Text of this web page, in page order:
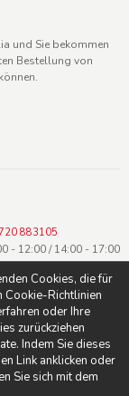
und Sie bekommen
Bestellung von
883105
- 12:00 / 14:00 - 17:00
Cookies, die für
Cookie-Richtlinien
oder Ihre
zurückziehen
Indem Sie dieses
Link anklicken oder
Sie sich mit dem